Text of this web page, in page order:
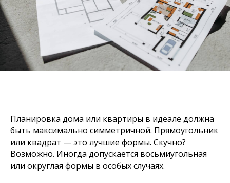
Планировка дома или квартиры в идеале должна
быть максимально симметричной. Прямоугольник
или квадрат — это лучшие формы. Скучно?
Возможно. Иногда допускается восьмиугольная
или округлая формы в особых случаях.